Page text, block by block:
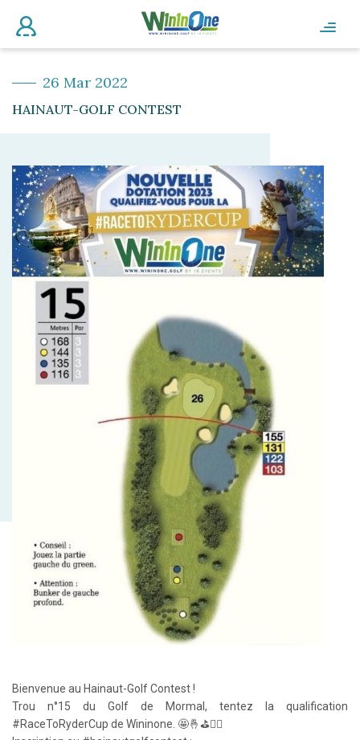
26 Mar 2022
HAINAUT-GOLF CONTEST
Bienvenue au Hainaut-Golf Contest !
Trou n°15 du Golf de Mormal, tentez la qualification
#RaceToRyderCup de Wininone. 🤩🤞⛳️🏌️‍♀️